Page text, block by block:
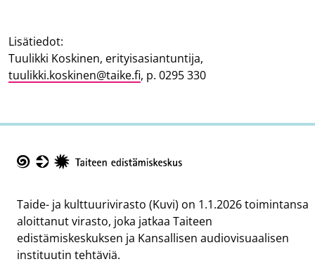
Lisätiedot:
Tuulikki Koskinen, erityisasiantuntija,
tuulikki.koskinen@taike.fi, p. 0295 330
Taide- ja kulttuurivirasto (Kuvi) on 1.1.2026 toimintansa
aloittanut virasto, joka jatkaa Taiteen
edistämiskeskuksen ja Kansallisen audiovisuaalisen
instituutin tehtäviä.